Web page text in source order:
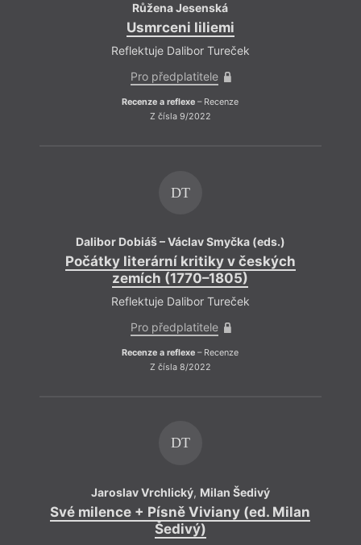
Růžena Jesenská
Usmrceni liliemi
Reflektuje Dalibor Tureček
Pro předplatitele
Recenze a reflexe – Recenze
Z čísla 9/2022
DT
Dalibor Dobiáš – Václav Smyčka (eds.)
Počátky literární kritiky v českých
zemích (1770–1805)
Reflektuje Dalibor Tureček
Pro předplatitele
Recenze a reflexe – Recenze
Z čísla 8/2022
DT
Jaroslav Vrchlický, Milan Šedivý
Své milence + Písně Viviany (ed. Milan
Šedivý)